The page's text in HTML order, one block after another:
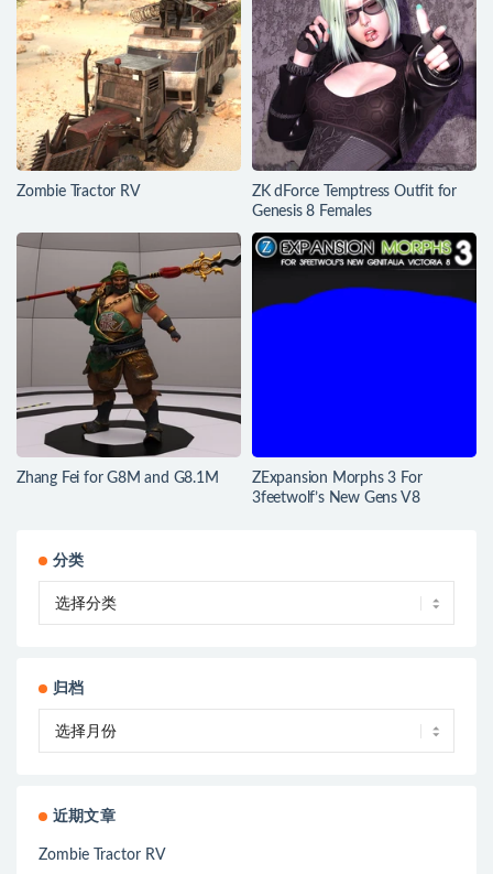
Zombie Tractor RV
ZK dForce Temptress Outfit for
Genesis 8 Females
Zhang Fei for G8M and G8.1M
ZExpansion Morphs 3 For
3feetwolf’s New Gens V8
分类
归档
近期文章
Zombie Tractor RV